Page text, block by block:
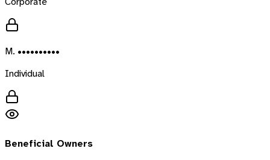
M. ••••••••••
Individual
Beneficial Owners